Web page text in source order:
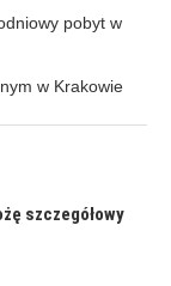
pobyt w
w Krakowie
szczegółowy